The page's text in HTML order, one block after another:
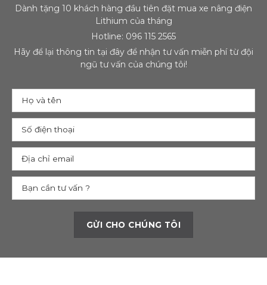
Dành tặng 10 khách hàng đầu tiên đặt mua xe nâng điện
Lithium của tháng
Hotline: 096 115 2565
Hãy để lại thông tin tại đây để nhận tư vấn miễn phí từ đội
ngũ tư vấn của chúng tôi!